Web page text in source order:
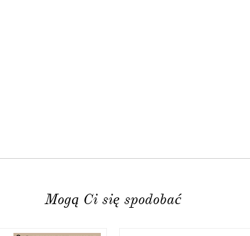
Mogą Ci się spodobać
GooglePrivacy PolicyandTerms of Serviceapply.